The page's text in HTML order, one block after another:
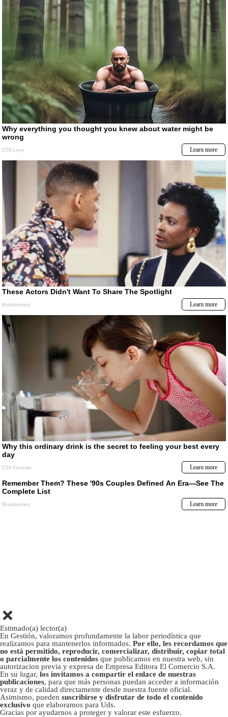
Estimado(a) lector(a)
En Gestión, valoramos profundamente la labor periodística que
realizamos para mantenerlos informados. Por ello, les recordamos que
no está permitido, reproducir, comercializar, distribuir, copiar total
o parcialmente los contenidos que publicamos en nuestra web, sin
autorizacion previa y expresa de Empresa Editora El Comercio S.A.
En su lugar, los invitamos a compartir el enlace de nuestras
publicaciones, para que más personas puedan acceder a información
veraz y de calidad directamente desde nuestra fuente oficial.
Asimismo, pueden suscribirse y disfrutar de todo el contenido
exclusivo que elaboramos para Uds.
Gracias por ayudarnos a proteger y valorar este esfuerzo.